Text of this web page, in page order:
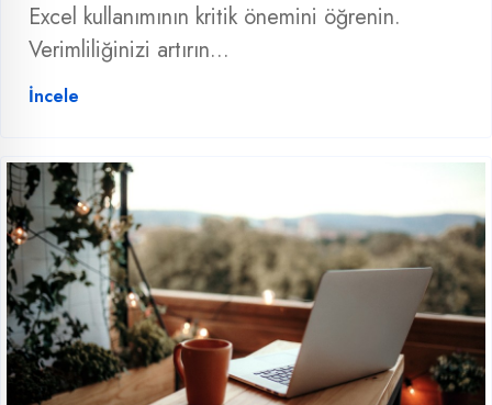
Excel kullanımının kritik önemini öğrenin.
Verimliliğinizi artırın...
İncele